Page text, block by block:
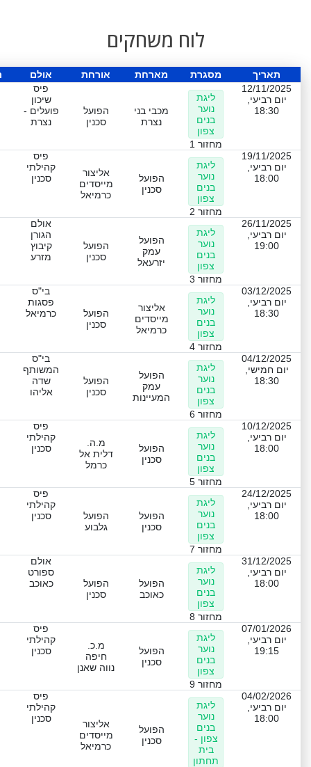
לוח משחקים
תאריך מסגרת מארחת אורחת אולם
12/11/2025
יום רביעי,
18:30
ליגת
נוער
בנים
צפון
מחזור 1
מכבי בני
נצרת
הפועל
סכנין
פיס
שיכון
פועלים -
נצרת
19/11/2025
יום רביעי,
18:00
ליגת
נוער
בנים
צפון
מחזור 2
הפועל
סכנין
אליצור
מייסדים
כרמיאל
פיס
קהילתי
סכנין
26/11/2025
יום רביעי,
19:00
ליגת
נוער
בנים
צפון
מחזור 3
הפועל
עמק
יזרעאל
הפועל
סכנין
אולם
הגורן
קיבוץ
מזרע
03/12/2025
יום רביעי,
18:30
ליגת
נוער
בנים
צפון
מחזור 4
אליצור
מייסדים
כרמיאל
הפועל
סכנין
בי"ס
פסגות
כרמיאל
04/12/2025
יום חמישי,
18:30
ליגת
נוער
בנים
צפון
מחזור 6
הפועל
עמק
המעיינות
הפועל
סכנין
בי"ס
המשותף
שדה
אליהו
10/12/2025
יום רביעי,
18:00
ליגת
נוער
בנים
צפון
מחזור 5
הפועל
סכנין
מ.ה.
דלית אל
כרמל
פיס
קהילתי
סכנין
24/12/2025
יום רביעי,
18:00
ליגת
נוער
בנים
צפון
מחזור 7
הפועל
סכנין
הפועל
גלבוע
פיס
קהילתי
סכנין
31/12/2025
יום רביעי,
18:00
ליגת
נוער
בנים
צפון
מחזור 8
הפועל
כאוכב
הפועל
סכנין
אולם
ספורט
כאוכב
07/01/2026
יום רביעי,
19:15
ליגת
נוער
בנים
צפון
מחזור 9
הפועל
סכנין
מ.כ.
חיפה
נווה שאנן
פיס
קהילתי
סכנין
04/02/2026
יום רביעי,
18:00
ליגת
נוער
בנים
צפון -
בית
תחתון
הפועל
סכנין
אליצור
מייסדים
כרמיאל
פיס
קהילתי
סכנין